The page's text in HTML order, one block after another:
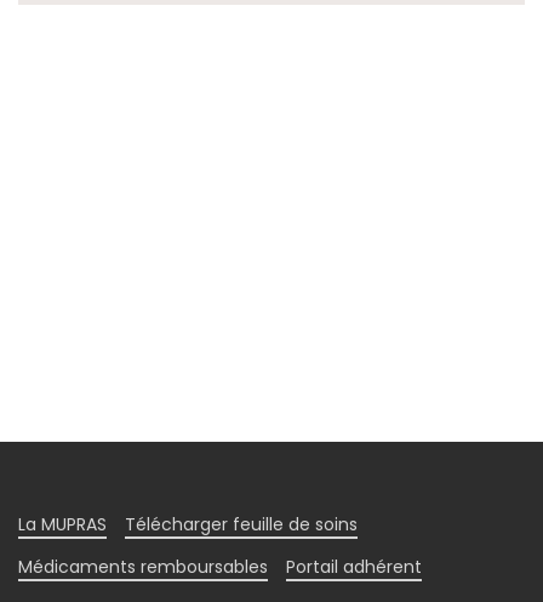
La MUPRAS
Télécharger feuille de soins
Médicaments remboursables
Portail adhérent